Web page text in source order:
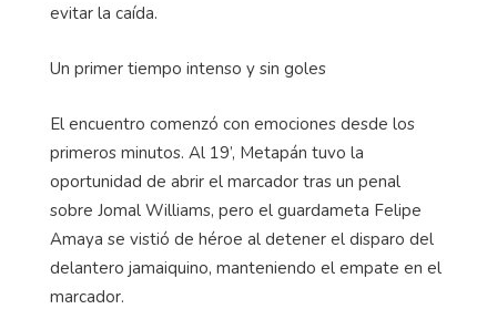
evitar la caída.
Un primer tiempo intenso y sin goles
El encuentro comenzó con emociones desde los
primeros minutos. Al 19’, Metapán tuvo la
oportunidad de abrir el marcador tras un penal
sobre Jomal Williams, pero el guardameta Felipe
Amaya se vistió de héroe al detener el disparo del
delantero jamaiquino, manteniendo el empate en el
marcador.